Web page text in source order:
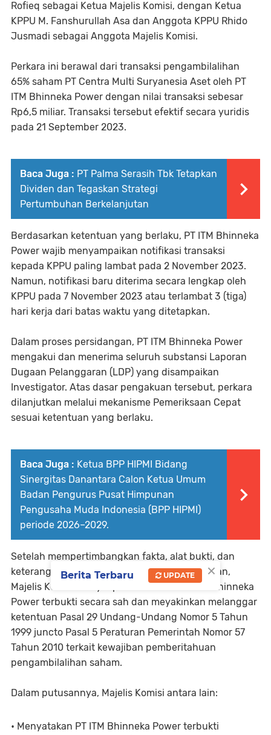
Rofieq sebagai Ketua Majelis Komisi, dengan Ketua
KPPU M. Fanshurullah Asa dan Anggota KPPU Rhido
Jusmadi sebagai Anggota Majelis Komisi.
Perkara ini berawal dari transaksi pengambilalihan
65% saham PT Centra Multi Suryanesia Aset oleh PT
ITM Bhinneka Power dengan nilai transaksi sebesar
Rp6,5 miliar. Transaksi tersebut efektif secara yuridis
pada 21 September 2023.
Baca Juga : PT Palma Serasih Tbk Tetapkan
Dividen dan Tegaskan Strategi
Pertumbuhan Berkelanjutan
Berdasarkan ketentuan yang berlaku, PT ITM Bhinneka
Power wajib menyampaikan notifikasi transaksi
kepada KPPU paling lambat pada 2 November 2023.
Namun, notifikasi baru diterima secara lengkap oleh
KPPU pada 7 November 2023 atau terlambat 3 (tiga)
hari kerja dari batas waktu yang ditetapkan.
Dalam proses persidangan, PT ITM Bhinneka Power
mengakui dan menerima seluruh substansi Laporan
Dugaan Pelanggaran (LDP) yang disampaikan
Investigator. Atas dasar pengakuan tersebut, perkara
dilanjutkan melalui mekanisme Pemeriksaan Cepat
sesuai ketentuan yang berlaku.
Baca Juga : Ketua BPP HIPMI Bidang
Sinergitas Danantara Calon Ketua Umum
Badan Pengurus Pusat Himpunan
Pengusaha Muda Indonesia (BPP HIPMI)
periode 2026–2029.
Setelah mempertimbangkan fakta, alat bukti, dan
keterangan yang diperoleh selama persidangan,
Majelis Komisi menyimpulkan bahwa PT ITM Bhinneka
Power terbukti secara sah dan meyakinkan melanggar
ketentuan Pasal 29 Undang-Undang Nomor 5 Tahun
1999 juncto Pasal 5 Peraturan Pemerintah Nomor 57
Tahun 2010 terkait kewajiban pemberitahuan
pengambilalihan saham.
Dalam putusannya, Majelis Komisi antara lain:
• Menyatakan PT ITM Bhinneka Power terbukti
×
Berita Terbaru UPDATE